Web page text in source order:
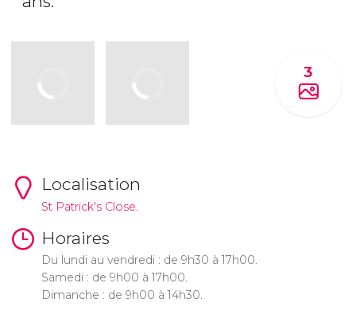
3
Localisation
St Patrick's Close.
Horaires
Du lundi au vendredi : de 9h30 à 17h00.
Samedi : de 9h00 à 17h00.
Dimanche : de 9h00 à 14h30.